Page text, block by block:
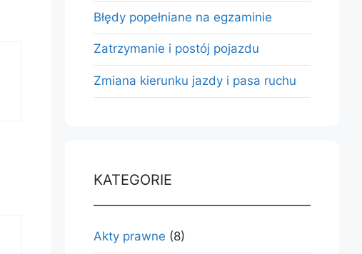
Błędy popełniane na egzaminie
Zatrzymanie i postój pojazdu
Zmiana kierunku jazdy i pasa ruchu
KATEGORIE
Akty prawne (8)